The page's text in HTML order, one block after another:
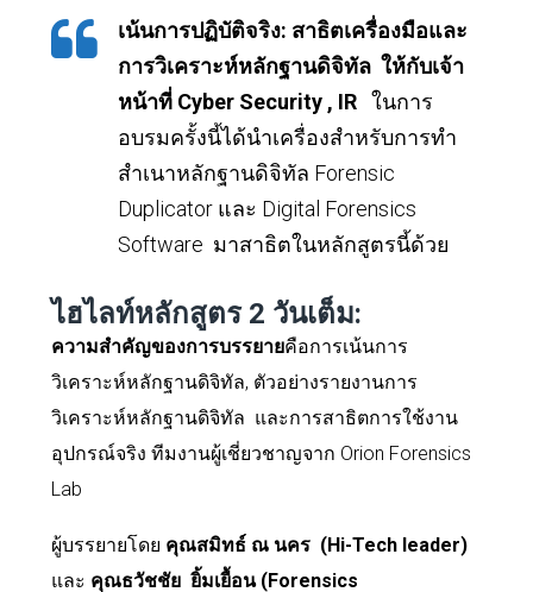
เน้นการปฏิบัติจริง: สาธิตเครื่องมือและ
การวิเคราะห์หลักฐานดิจิทัล ให้กับเจ้า
หน้าที่ Cyber Security , IR ในการ
อบรมครั้งนี้ได้นำเครื่องสำหรับการทำ
สำเนาหลักฐานดิจิทัล Forensic
Duplicator และ Digital Forensics
Software มาสาธิตในหลักสูตรนี้ด้วย
ไฮไลท์หลักสูตร 2 วันเต็ม:
ความสำคัญของการบรรยายคือการเน้นการ
วิเคราะห์หลักฐานดิจิทัล, ตัวอย่างรายงานการ
วิเคราะห์หลักฐานดิจิทัล และการสาธิตการใช้งาน
อุปกรณ์จริง ทีมงานผู้เชี่ยวชาญจาก Orion Forensics
Lab
ผู้บรรยายโดย คุณสมิทธ์ ณ นคร(Hi-Tech leader)
และ คุณธวัชชัย ยิ้มเยื้อน (Forensics